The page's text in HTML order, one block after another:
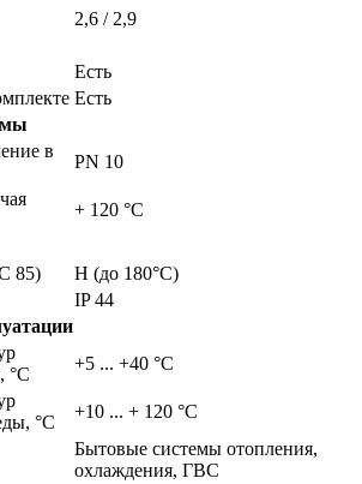
2,6 / 2,9
Есть
Есть
в
PN 10
+ 120 °C
85)
H (до 180°С)
IP 44
°С
+5 ... +40 °C
°С
+10 ... + 120 °C
Бытовые системы отопления,
охлаждения, ГВС